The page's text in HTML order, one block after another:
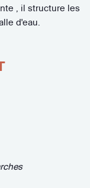
, il structure les
d'eau.